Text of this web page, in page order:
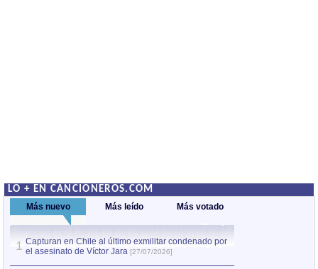
LO + EN CANCIONEROS.COM
Más nuevo Más leído Más votado
1 Capturan en Chile al último exmilitar condenado por
el asesinato de Víctor Jara [27/07/2026]